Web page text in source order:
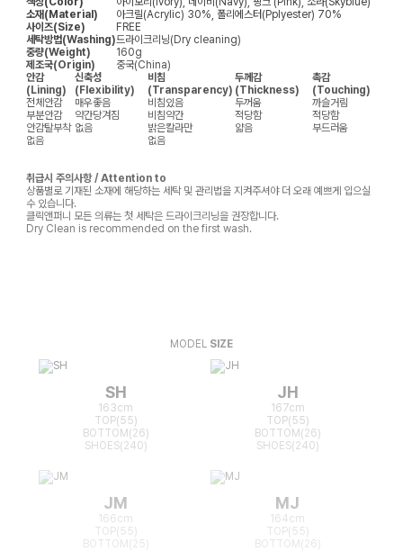
소재(Material)
아크릴(Acrylic) 30%, 폴리에스터(Pplyester) 70%
사이즈(Size)
FREE
세탁방법(Washing)드라이크리닝(Dry cleaning)
중량(Weight)
160g
제조국(Origin)
중국(China)
안감
(Lining)
신축성
(Flexibility)
비침
(Transparency)
두께감
(Thickness)
촉감
(Touching)
전체안감
매우좋음 비침있음 두꺼움
까슬거림
부분안감
약간당겨짐 비침약간 적당함
적당함
안감탈부착 없음 밝은칼라만 얇음
부드러움
없음
없음
취급시 주의사항 / Attention to
상품별로 기재된 소재에 해당하는 세탁 및 관리법을 지켜주셔야 더 오래 예쁘게 입으실
수 있습니다.
클릭앤퍼니 모든 의류는 첫 세탁은 드라이크리닝을 권장합니다.
Dry Clean is recommended on the first wash.
MODEL SIZE
SH
163cm
TOP(55)
BOTTOM(26)
SHOES(240)
JH
167cm
TOP(55)
BOTTOM(26)
SHOES(240)
JM
166cm
TOP(55)
BOTTOM(25)
MJ
164cm
TOP(55)
BOTTOM(26)